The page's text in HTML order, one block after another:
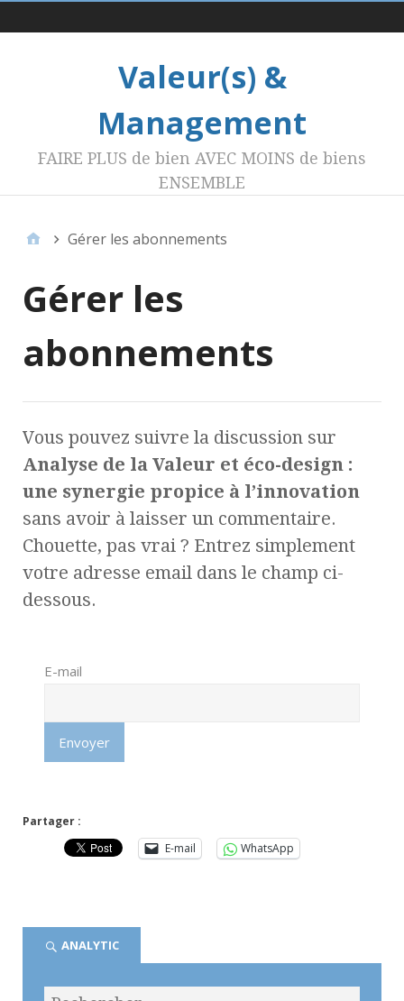
Menu 1
Valeur(s) &
Management
FAIRE PLUS de bien AVEC MOINS de biens
ENSEMBLE
Gérer les abonnements
Gérer les
abonnements
Vous pouvez suivre la discussion sur
Analyse de la Valeur et éco-design :
une synergie propice à l’innovation
sans avoir à laisser un commentaire.
Chouette, pas vrai ? Entrez simplement
votre adresse email dans le champ ci-
dessous.
E-mail
Partager :
E-mail
WhatsApp
ANALYTIC